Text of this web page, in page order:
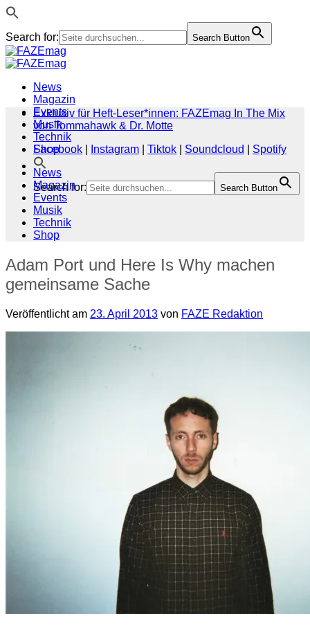
Search for: Search Button
Zum
Inhalt
News
Magazin
Events
Musik
Technik
Shop
Search for: Search Button
Exklusiv für Heft-Leser*innen: FAZEmag In The Mix
von Tommahawk & Dr. Motte
Facebook
Instagram Tiktok Soundcloud
Spotify
News
Magazin
Events
Musik
Technik
Shop
Adam Port und Here Is Why machen
gemeinsame Sache
Veröffentlicht am 23. April 2013 von FAZE Redaktion